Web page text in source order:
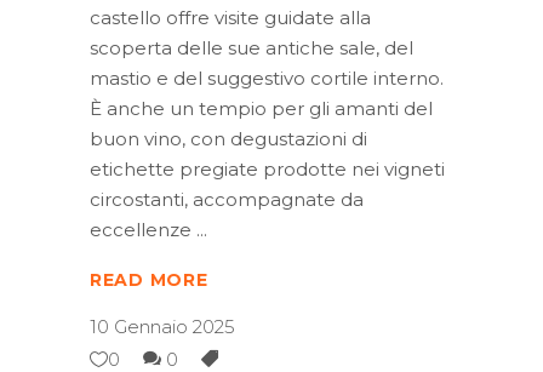
castello offre visite guidate alla
scoperta delle sue antiche sale, del
mastio e del suggestivo cortile interno.
È anche un tempio per gli amanti del
buon vino, con degustazioni di
etichette pregiate prodotte nei vigneti
circostanti, accompagnate da
eccellenze
READ MORE
10 Gennaio 2025
0
0